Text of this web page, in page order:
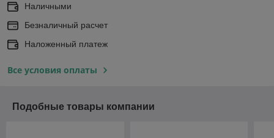
Наличными
Безналичный расчет
Наложенный платеж
Все условия оплаты
Подобные товары компании